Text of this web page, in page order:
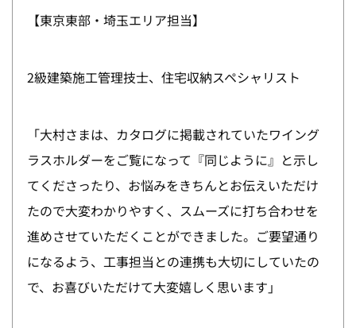
【東京東部・埼玉エリア担当】
2級建築施工管理技士、住宅収納スペシャリスト
「大村さまは、カタログに掲載されていたワイング
ラスホルダーをご覧になって『同じように』と示し
てくださったり、お悩みをきちんとお伝えいただけ
たので大変わかりやすく、スムーズに打ち合わせを
進めさせていただくことができました。ご要望通り
になるよう、工事担当との連携も大切にしていたの
で、お喜びいただけて大変嬉しく思います」